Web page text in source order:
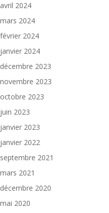
avril 2024
mars 2024
février 2024
janvier 2024
décembre 2023
novembre 2023
octobre 2023
juin 2023
janvier 2023
janvier 2022
septembre 2021
mars 2021
décembre 2020
mai 2020